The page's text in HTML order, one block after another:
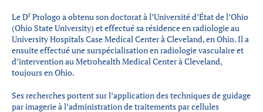
Le Dr Prologo a obtenu son doctorat à l’Université d’État de l’Ohio
(Ohio State University) et effectué sa résidence en radiologie au
University Hospitals Case Medical Center à Cleveland, en Ohio. Il a
ensuite effectué une surspécialisation en radiologie vasculaire et
d’intervention au Metrohealth Medical Center à Cleveland,
toujours en Ohio.
Ses recherches portent sur l’application des techniques de guidage
par imagerie à l’administration de traitements par cellules